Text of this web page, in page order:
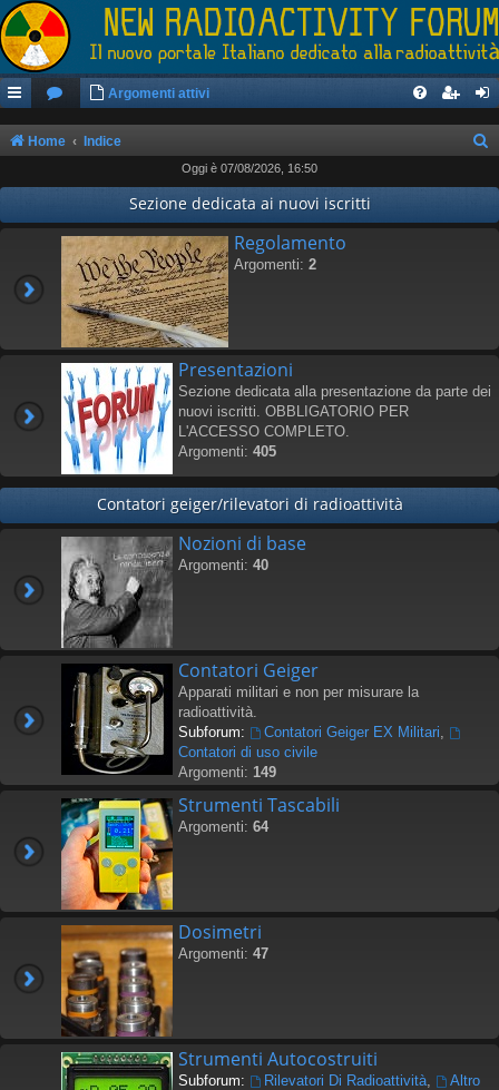
Argomenti attivi
Home Indice
c
Oggi è 07/08/2026, 16:50
Sezione dedicata ai nuovi iscritti
Regolamento
Argomenti: 2
Presentazioni
Sezione dedicata alla presentazione da parte dei
nuovi iscritti. OBBLIGATORIO PER
L'ACCESSO COMPLETO.
Argomenti: 405
Contatori geiger/rilevatori di radioattività
Nozioni di base
Argomenti: 40
Contatori Geiger
Apparati militari e non per misurare la
radioattività.
Subforum:
Contatori Geiger EX Militari,
Contatori di uso civile
Argomenti: 149
Strumenti Tascabili
Argomenti: 64
Dosimetri
Argomenti: 47
Strumenti Autocostruiti
Subforum: Rilevatori Di Radioattività,
Altro